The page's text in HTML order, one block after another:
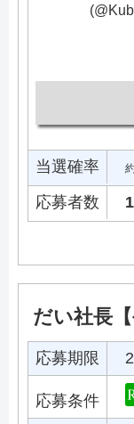
当選確率
応募者数
だい社長【
応募期限
応募条件